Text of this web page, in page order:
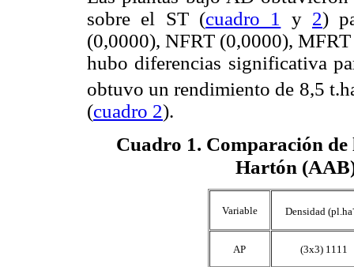
sobre el ST (cuadro 1 y 2)
(0,0000), NFRT (0,0000),
hubo diferencias significativa
obtuvo un rendimiento de 8,5
(cuadro 2).
Cuadro 1. Comparación
Hartón
Variable Densidad (pl.ha
AP (3x3) 1111